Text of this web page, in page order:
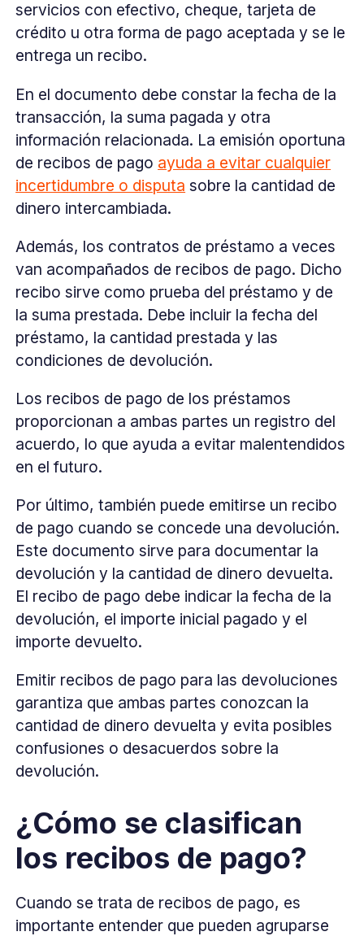
servicios con efectivo, cheque, tarjeta de
crédito u otra forma de pago aceptada y se le
entrega un recibo.
En el documento debe constar la fecha de la
transacción, la suma pagada y otra
información relacionada. La emisión oportuna
de recibos de pago ayuda a evitar cualquier
incertidumbre o disputa sobre la cantidad de
dinero intercambiada.
Además, los contratos de préstamo a veces
van acompañados de recibos de pago. Dicho
recibo sirve como prueba del préstamo y de
la suma prestada. Debe incluir la fecha del
préstamo, la cantidad prestada y las
condiciones de devolución.
Los recibos de pago de los préstamos
proporcionan a ambas partes un registro del
acuerdo, lo que ayuda a evitar malentendidos
en el futuro.
Por último, también puede emitirse un recibo
de pago cuando se concede una devolución.
Este documento sirve para documentar la
devolución y la cantidad de dinero devuelta.
El recibo de pago debe indicar la fecha de la
devolución, el importe inicial pagado y el
importe devuelto.
Emitir recibos de pago para las devoluciones
garantiza que ambas partes conozcan la
cantidad de dinero devuelta y evita posibles
confusiones o desacuerdos sobre la
devolución.
¿Cómo se clasifican
los recibos de pago?
Cuando se trata de recibos de pago, es
importante entender que pueden agruparse